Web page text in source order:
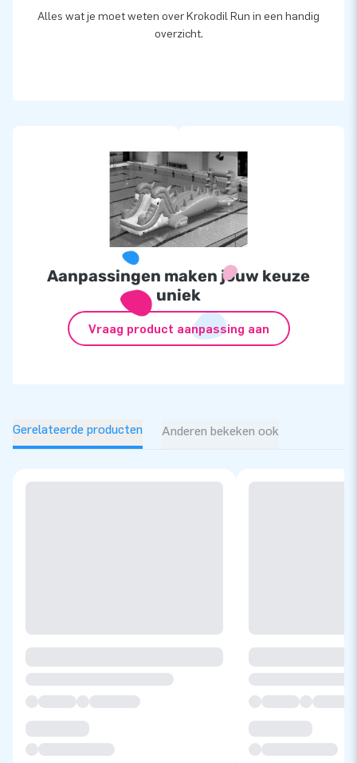
Alles wat je moet weten over Krokodil Run in een handig
overzicht.
Aanpassingen maken jouw keuze
uniek
Vraag product aanpassing aan
Gerelateerde producten Anderen bekeken ook